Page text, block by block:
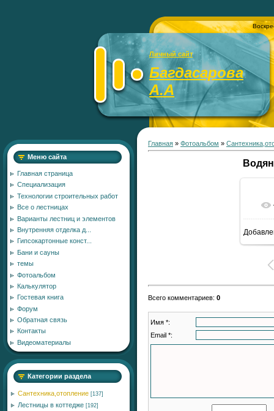
Личный сайт
Багдасарова
А.А
Меню сайта
Главная страница
Специализация
Технологии строительных работ
Все о лестницах
Варианты лестниц и элементов
Внутренняя отделка д...
Гипсокартонные конст...
Бани и сауны
темы
Фотоальбом
Калькулятор
Гостевая книга
Форум
Обратная связь
Контакты
Видеоматериалы
Категории раздела
Сантехника,отопление [137]
Лестницы в коттедже [192]
Главная » Фотоальбом »
Всего комментариев: 0
Имя *:
Email *: